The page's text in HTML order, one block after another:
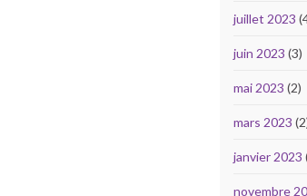
juillet 2023
juin 2023 (3)
mai 2023 (2)
mars 2023
janvier 2023
novembre